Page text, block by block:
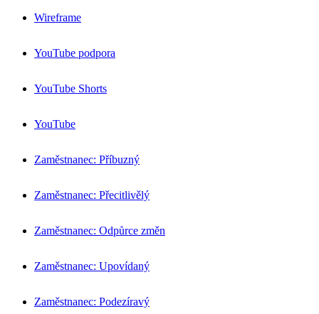
Wireframe
YouTube podpora
YouTube Shorts
YouTube
Zaměstnanec: Příbuzný
Zaměstnanec: Přecitlivělý
Zaměstnanec: Odpůrce změn
Zaměstnanec: Upovídaný
Zaměstnanec: Podezíravý